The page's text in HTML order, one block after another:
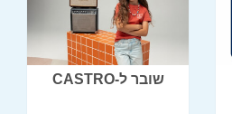
שובר ל-CASTRO